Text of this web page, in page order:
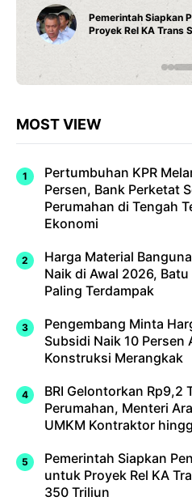
Siapkan Pendanaan Kreatif
Rel KA Trans Sumatra Rp 350
MOST VIEW
Pertumbuhan KPR
Persen, Bank Perketat
Perumahan di Tengah
Ekonomi
Harga Material
Naik di Awal 2026,
Paling Terdampak
Pengembang Minta
Subsidi Naik 10 Persen
Konstruksi Merangkak
BRI Gelontorkan Rp9,2
Perumahan, Menteri
UMKM Kontraktor
Pemerintah Siapkan
untuk Proyek Rel KA
350 Triliun